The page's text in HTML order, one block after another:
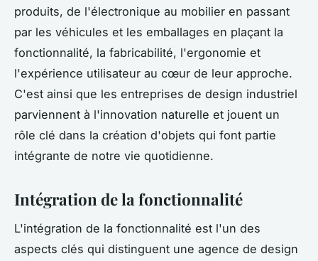
produits, de l'électronique au mobilier en passant
par les véhicules et les emballages en plaçant la
fonctionnalité, la fabricabilité, l'ergonomie et
l'expérience utilisateur au cœur de leur approche.
C'est ainsi que les entreprises de design industriel
parviennent à l'innovation naturelle et jouent un
rôle clé dans la création d'objets qui font partie
intégrante de notre vie quotidienne.
Intégration de la fonctionnalité
L'intégration de la fonctionnalité est l'un des
aspects clés qui distinguent une agence de design